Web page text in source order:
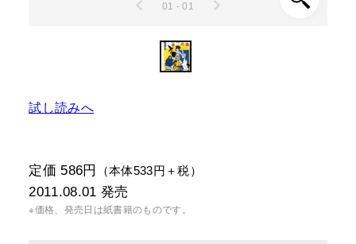
01 - 01
試し読みへ
定価 586円 （本体533円＋税）
2011.08.01 発売
※価格、発売日は紙書籍のものです。